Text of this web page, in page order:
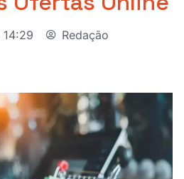
14:29 Redação